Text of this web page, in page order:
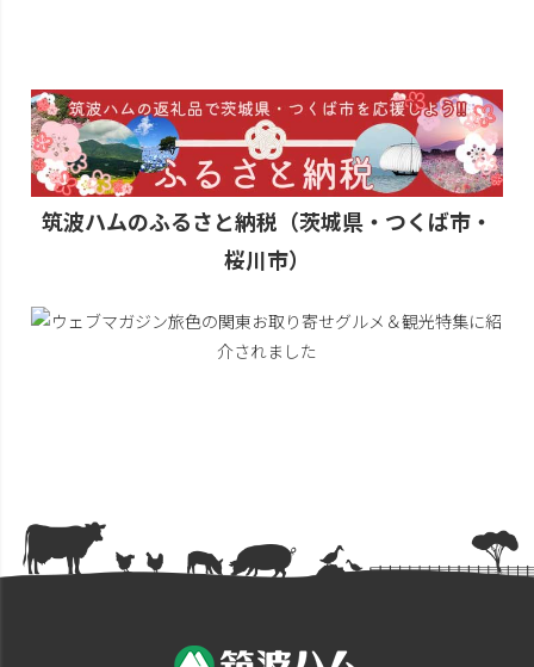
筑波ハムのふるさと納税（茨城県・つくば市・
桜川市）